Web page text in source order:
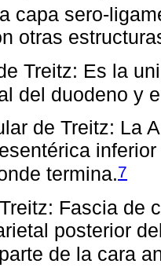
capa sero-
otras
Treitz: Es la
del duodeno y
de Treitz: La
termina.7
Fascia de
posterior
de la cara